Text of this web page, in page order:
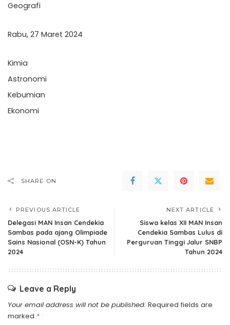
Geografi
Rabu, 27 Maret 2024
Kimia
Astronomi
Kebumian
Ekonomi
SHARE ON
PREVIOUS ARTICLE
Delegasi MAN Insan Cendekia
Sambas pada ajang Olimpiade
Sains Nasional (OSN-K) Tahun
2024
NEXT ARTICLE
Siswa kelas XII MAN Insan
Cendekia Sambas Lulus di
Perguruan Tinggi Jalur SNBP
Tahun 2024
Leave a Reply
Your email address will not be published. Required fields are
marked *